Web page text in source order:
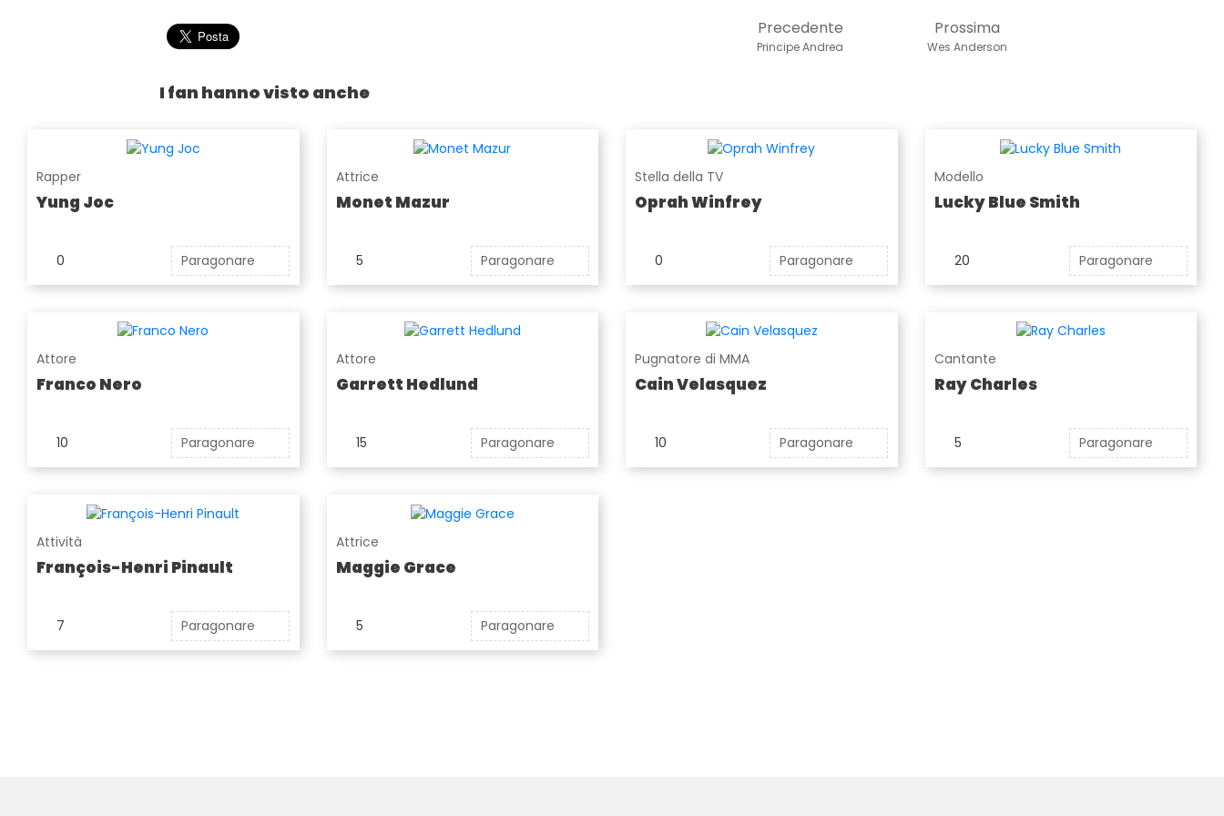
Prossima
Wes Anderson
Precedente
Principe Andrea
I fan hanno visto anche
Rapper
Yung Joc
0 Paragonare
Attrice
Monet Mazur
5 Paragonare
Stella della TV
Oprah Winfrey
0 Paragonare
Modello
Lucky Blue Smith
20 Paragonare
Attore
Franco Nero
10 Paragonare
Attore
Garrett Hedlund
15 Paragonare
Pugnatore di MMA
Cain Velasquez
10 Paragonare
Cantante
Ray Charles
5 Paragonare
Attività
François-Henri Pinault
7 Paragonare
Attrice
Maggie Grace
5 Paragonare